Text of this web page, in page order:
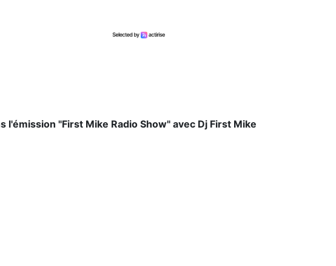
"First Mike Radio Show" avec Dj First Mike